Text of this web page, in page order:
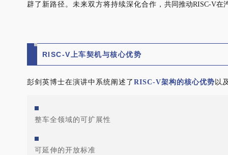
辟了新路径。未来双方将持续深化合作， 共同推动RISC-V在
RISC-V上车契机与核心优势
彭剑英博士在演讲中系统阐述了 RISC-V架构的核心优势 以
整车全领域的可扩展性
可延伸的开放标准